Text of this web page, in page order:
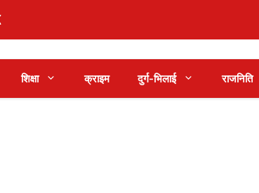
शिक्षा क्राइम दुर्ग-भिलाई राजनिति